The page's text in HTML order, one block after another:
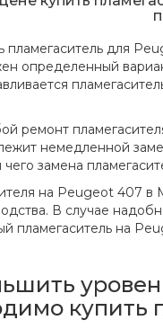
пламегаситель для
определенный
ремонт
немедленной
чего замена
на Peugeot 407
В случае
пламегаситель на